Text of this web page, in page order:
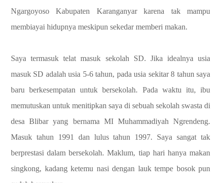
Ngargoyoso Kabupaten Karanganyar karena tak mampu
membiayai hidupnya meskipun sekedar memberi makan.
Saya termasuk telat masuk sekolah SD. Jika idealnya usia
masuk SD adalah usia 5-6 tahun, pada usia sekitar 8 tahun saya
baru berkesempatan untuk bersekolah. Pada waktu itu, ibu
memutuskan untuk menitipkan saya di sebuah sekolah swasta di
desa Blibar yang bernama MI Muhammadiyah Ngrendeng.
Masuk tahun 1991 dan lulus tahun 1997. Saya sangat tak
berprestasi dalam bersekolah. Maklum, tiap hari hanya makan
singkong, kadang ketemu nasi dengan lauk tempe bosok pun